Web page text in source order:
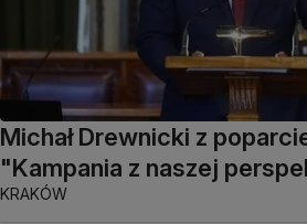
Michał Drewnicki z
"Kampania z naszej
KRAKÓW